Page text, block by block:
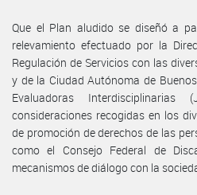
Que el Plan aludido se diseñó a
relevamiento efectuado por la
Regulación de Servicios con las
y de la Ciudad Autónoma de
Evaluadoras
consideraciones recogidas en los
de promoción de derechos de las
como el Consejo Federal de
mecanismos de diálogo con la